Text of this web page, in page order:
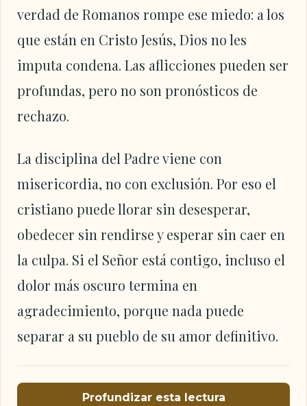
verdad de Romanos rompe ese miedo: a los
que están en Cristo Jesús, Dios no les
imputa condena. Las aflicciones pueden ser
profundas, pero no son pronósticos de
rechazo.
La disciplina del Padre viene con
misericordia, no con exclusión. Por eso el
cristiano puede llorar sin desesperar,
obedecer sin rendirse y esperar sin caer en
la culpa. Si el Señor está contigo, incluso el
dolor más oscuro termina en
agradecimiento, porque nada puede
separar a su pueblo de su amor definitivo.
Profundizar esta lectura